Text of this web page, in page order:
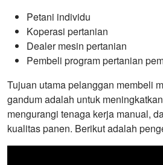
Petani individu
Koperasi pertanian
Dealer mesin pertanian
Pembeli program pertanian
Tujuan utama pelanggan membeli
gandum adalah untuk
mengurangi tenaga kerja manual,
kualitas panen. Berikut adalah